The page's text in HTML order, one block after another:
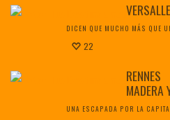
DICEN QUE MUCHO MÁS QUE
22
MADERA
UNA ESCAPADA POR LA